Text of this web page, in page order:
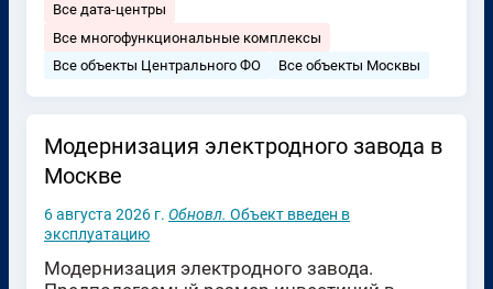
Все дата-центры
Все многофункциональные комплексы
Все объекты Центрального ФО
Все объекты Москвы
Модернизация электродного завода в
Москве
6 августа 2026 г. Обновл. Объект введен в
эксплуатацию
Модернизация электродного завода.